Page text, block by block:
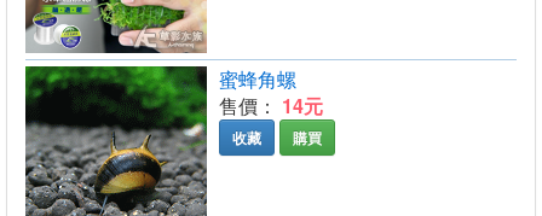
蜜蜂角螺
售價： 14元
收藏 購買